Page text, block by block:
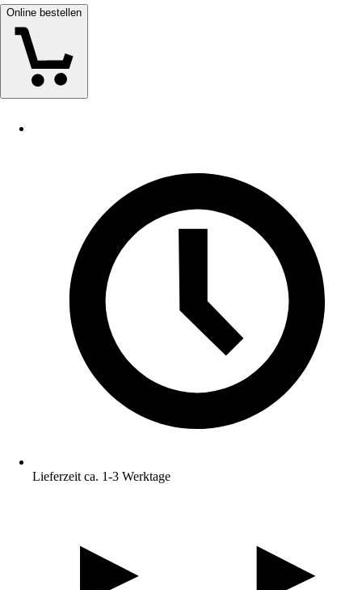
Online bestellen
Lieferzeit ca. 1-3 Werktage